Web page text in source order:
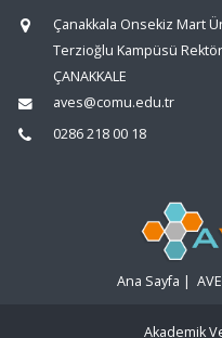
Çanakkala Onsekiz Mart
Terzioğlu Kampüsü
ÇANAKKALE
aves@comu.edu.tr
0286 218 00 18
Ana Sayfa |
Akademik